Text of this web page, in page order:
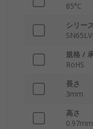
85°C
シリー
規格 /
RoHS
長さ
3mm
高さ
0.97mm